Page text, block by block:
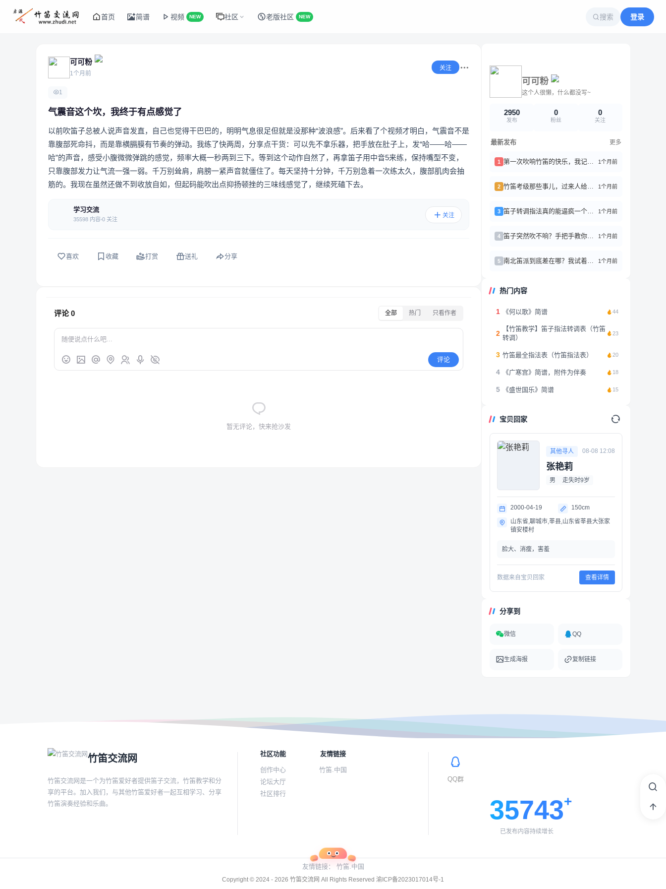
首页 简谱 视频 NEW 社区 老版社区 NEW 搜索 登录
可可粉
1个月前
关注
1
气震音这个坎，我终于有点感觉了
以前吹笛子总被人说声音发直，自己也觉得干巴巴的，明明气息很足但就是没那种“波浪感”。后来看了个视频才明白，气震音不是
靠腹部死命抖，而是靠横膈膜有节奏的弹动。我练了快两周，分享点干货：可以先不拿乐器，把手放在肚子上，发“哈——哈——
哈”的声音，感受小腹微微弹跳的感觉，频率大概一秒两到三下。等到这个动作自然了，再拿笛子用中音5来练，保持嘴型不变，
只靠腹部发力让气流一强一弱。千万别耸肩，肩膀一紧声音就僵住了。每天坚持十分钟，千万别急着一次练太久，腹部肌肉会抽
筋的。我现在虽然还做不到收放自如，但起码能吹出点抑扬顿挫的三味线感觉了，继续死磕下去。
学习交流
35598 内容 0 关注
关注
喜欢 收藏 打赏 送礼 分享
评论0 全部 热门 只看作者
评论
暂无评论，快来抢沙发
可可粉
这个人很懒，什么都没写~
2950
发布
0
粉丝
0
关注
最新发布 更多
1 第一次吹响竹笛的快乐，我记了好久 1个月前
2 竹笛考级那些事儿，过来人给你们避坑 1个月前
3 笛子转调指法真的能逼疯一个新手 1个月前
4 笛子突然吹不响？手把手教你简单修理小技巧 1个月前
5 南北笛派到底差在哪？我试着吹了三个月，终于有点感悟了 1个月前
热门内容
1 《何以歌》简谱 44
2
【竹笛教学】笛子指法转调表（竹笛
转调）
23
3 竹笛最全指法表（竹笛指法表） 20
4 《广寒宫》简谱，附件为伴奏 18
5 《盛世国乐》简谱 15
宝贝回家
其他寻人 08-08 12:08
张艳莉
男 走失时9岁
2000-04-19
150cm
山东省,聊城市,莘县,山东省莘县大张家
镇安楼村
脸大、消瘦，害羞
数据来自宝贝回家 查看详情
分享到
微信 QQ
生成海报 复制链接
竹笛交流网
竹笛交流网是一个为竹笛爱好者提供笛子交流，竹笛教学和分
享的平台。加入我们，与其他竹笛爱好者一起互相学习、分享
竹笛演奏经验和乐曲。
社区功能
创作中心
论坛大厅
社区排行
友情链接
竹笛.中国
QQ群
35743
已发布内容持续增长
友情链接： 竹笛.中国
Copyright © 2024 - 2026 竹笛交流网 All Rights Reserved 渝ICP备2023017014号-1